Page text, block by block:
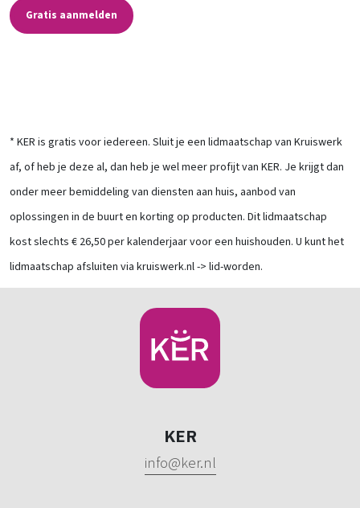
Gratis aanmelden
* KER is gratis voor iedereen. Sluit je een lidmaatschap van Kruiswerk
af, of heb je deze al, dan heb je wel meer profijt van KER. Je krijgt dan
onder meer bemiddeling van diensten aan huis, aanbod van
oplossingen in de buurt en korting op producten. Dit lidmaatschap
kost slechts € 26,50 per kalenderjaar voor een huishouden. U kunt het
lidmaatschap afsluiten via kruiswerk.nl -> lid-worden.
KER
info@ker.nl